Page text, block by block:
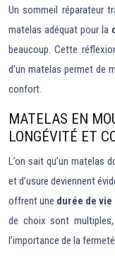
Un sommeil réparateur
matelas adéquat pour la
beaucoup. Cette
d’un matelas permet de
confort.
MATELAS EN
LONGÉVITÉ ET
L’on sait qu’un matelas
et d’usure deviennent
offrent une durée de
de choix sont
l’importance de la